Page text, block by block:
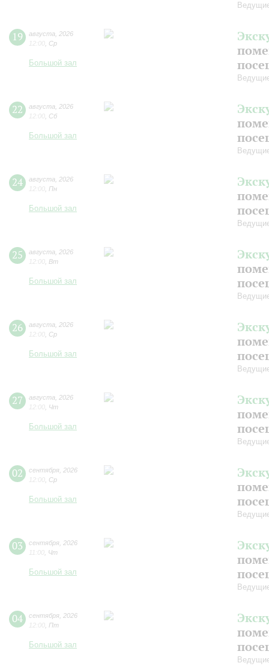
19 августа
2026
12:00 Ср
Большой зал
22 августа
2026
12:00 Сб
Большой зал
24 августа
2026
12:00 Пн
Большой зал
25 августа
2026
12:00 Вт
Большой зал
26 августа
2026
12:00 Ср
Большой зал
27 августа
2026
12:00 Чт
Большой зал
02 сентября 2026
12:00 Ср
Большой зал
03 сентября 2026
11:00 Чт
Большой зал
04 сентября 2026
12:00 Пт
Большой зал